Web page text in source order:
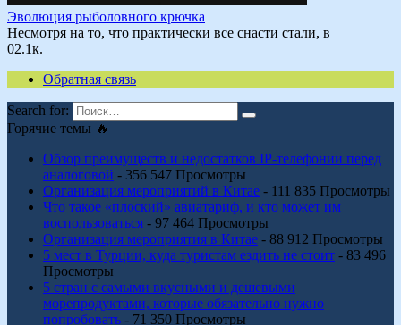
Эволюция рыболовного крючка
Несмотря на то, что практически все снасти стали, в
02.1к.
Обратная связь
Search for:
Горячие темы 🔥
Обзор преимуществ и недостатков IP-телефонии перед
аналоговой - 356 547 Просмотры
Организация мероприятий в Китае - 111 835 Просмотры
Что такое «плоский» авиатариф, и кто может им
воспользоваться - 97 464 Просмотры
Организация мероприятия в Китае - 88 912 Просмотры
5 мест в Турции, куда туристам ездить не стоит - 83 496
Просмотры
5 стран с самыми вкусными и дешевыми
морепродуктами, которые обязательно нужно
попробовать - 71 350 Просмотры